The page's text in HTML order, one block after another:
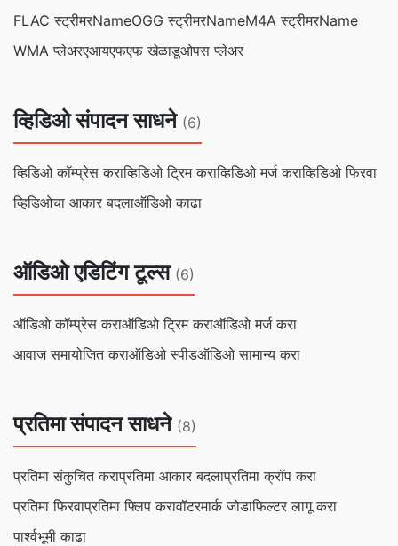
FLAC स्ट्रीमरNameOGG स्ट्रीमरNameM4A स्ट्रीमरName
WMA प्लेअरएआयएफएफ खेळाडूओपस प्लेअर
व्हिडिओ संपादन साधने (6)
व्हिडिओ कॉम्प्रेस कराव्हिडिओ ट्रिम कराव्हिडिओ मर्ज कराव्हिडिओ फिरवा
व्हिडिओचा आकार बदलाऑडिओ काढा
ऑडिओ एडिटिंग टूल्स (6)
ऑडिओ कॉम्प्रेस कराऑडिओ ट्रिम कराऑडिओ मर्ज करा
आवाज समायोजित कराऑडिओ स्पीडऑडिओ सामान्य करा
प्रतिमा संपादन साधने (8)
प्रतिमा संकुचित कराप्रतिमा आकार बदलाप्रतिमा क्रॉप करा
प्रतिमा फिरवाप्रतिमा फ्लिप करावॉटरमार्क जोडाफिल्टर लागू करा
पार्श्वभूमी काढा